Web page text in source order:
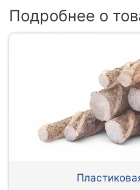
Подробнее о